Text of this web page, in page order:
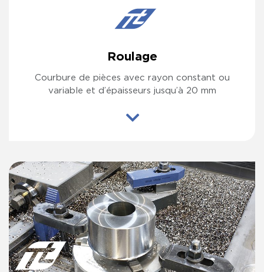
Roulage
Courbure de pièces avec rayon constant ou
variable et d’épaisseurs jusqu’à 20 mm